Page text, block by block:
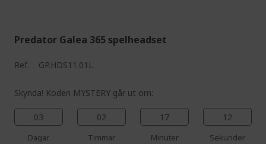
Predator Galea 365 spelheadset
Ref. GP.HDS11.01L
Skynda! Koden MYSTERY går ut om:
03
Dagar
02
Timmar
17
Minuter
11
Sekunder